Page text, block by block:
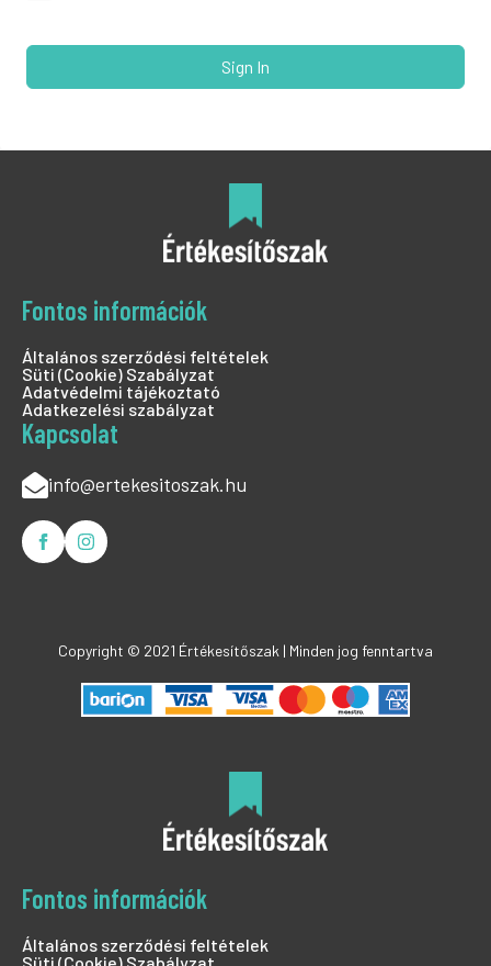
Sign In
Fontos információk
Általános szerződési feltételek
Süti (Cookie) Szabályzat
Adatvédelmi tájékoztató
Adatkezelési szabályzat
Kapcsolat
info@ertekesitoszak.hu
Copyright © 2021 Értékesítőszak | Minden jog fenntartva
Fontos információk
Általános szerződési feltételek